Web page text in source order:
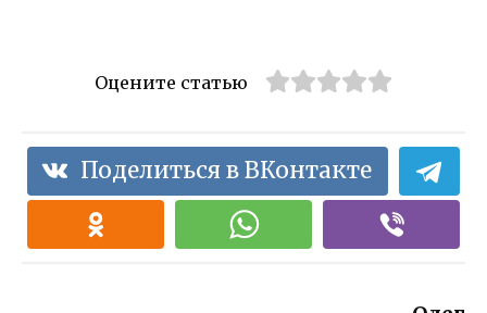
Оцените статью
Поделиться в ВКонтакте